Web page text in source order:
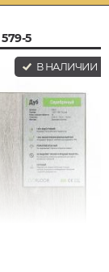
5
В НАЛИЧИИ